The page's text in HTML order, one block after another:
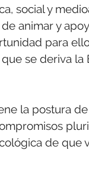
social y
animar y
para
se deriva la
la postura
de que